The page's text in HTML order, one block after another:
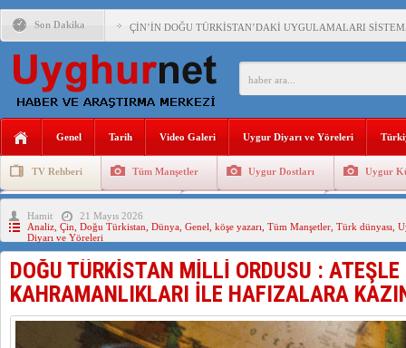
Son Dakika ÇİN’İN DOĞU TÜRKİSTAN’DAKİ UYGULAMALARI
DİYANET AKADEMİSİ BAŞKANI DOÇ.DR.KAAN : DOĞU
ÇİN’İN UYGUR POLİTİKALARINI ÖVEN DİYANET
MHP’DEN URUMÇİ KATLİAMI MESAJİ : 05.07.2009
İŞGALCİ ÇİN’DEN “FETİHLER SULTANI
SAADET PARTİSİ İLÇE BAŞKANI : TEMMUZ AYI,DOĞU
İŞGALCİ ÇİN,DOĞU TÜRKİSTAN’DA EN AZ 143 BİN
Genel Tarih Video Galeri Uygur Diyarı ve Yöreleri
TV Rehberi Tüm Manşetler Uygur Dostları Uygur
Uygurlarda Düğün ve Cenaze
Hamit
21 Mayıs 2026
Analiz Çin Doğu Türkistan Dünya Genel köşe yazarı Tüm Manşetler Türk dünyası
Diyarı ve Yöreleri
DOĞU TÜRKİSTAN MİLLİ ORDUSU : ATEŞLE
KAHRAMANLIKLARI İLE HAFIZALARA